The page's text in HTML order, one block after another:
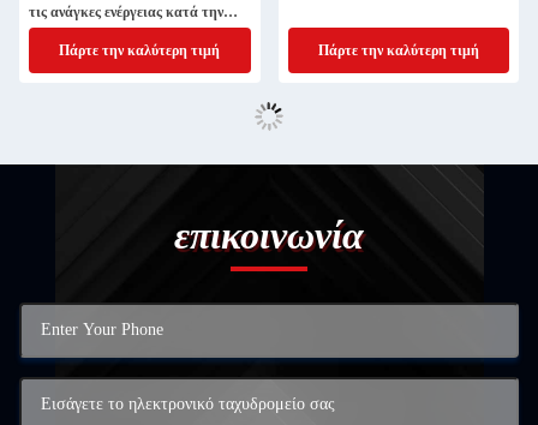
τις ανάγκες ενέργειας κατά την
κίνηση
Πάρτε την καλύτερη τιμή
Πάρτε την καλύτερη τιμή
επικοινωνία